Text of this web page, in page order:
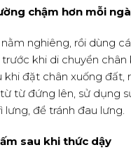
chậm hơn mỗi
nghiêng, rồi dùng
khi di chuyển chân
khi đặt chân xuống đất,
từ đứng lên, sử dụng
lưng, để tránh đau lưng.
sau khi thức dậy